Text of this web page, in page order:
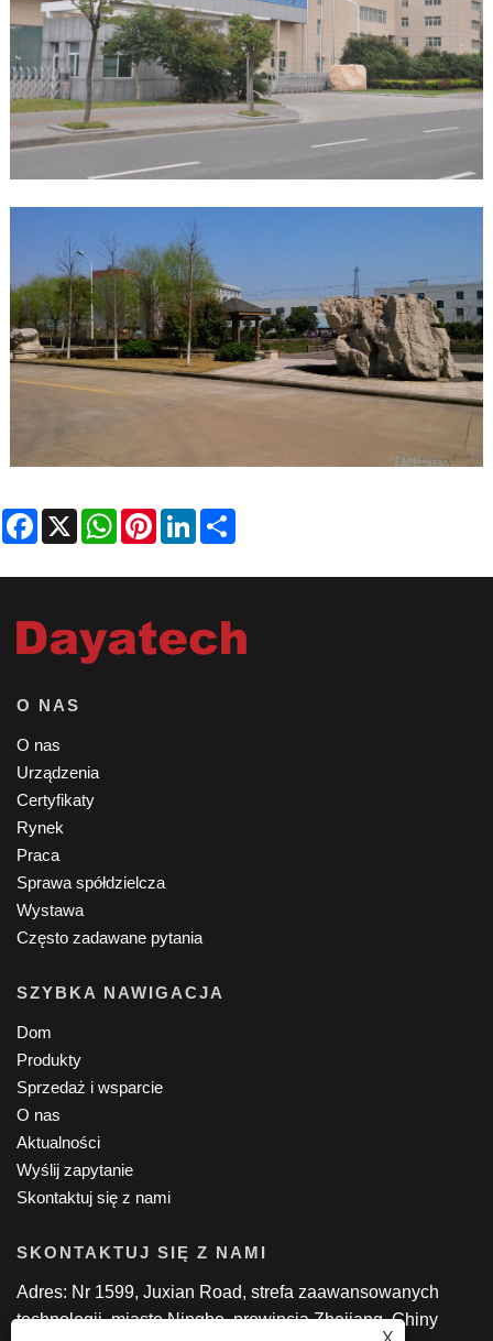
Facebook
X WhatsApp
PinterestLinkedIn
O NAS
O nas
Urządzenia
Certyfikaty
Rynek
Praca
Sprawa spółdzielcza
Wystawa
Często zadawane pytania
SZYBKA NAWIGACJA
Dom
Produkty
Sprzedaż i wsparcie
O nas
Aktualności
Wyślij zapytanie
Skontaktuj się z nami
SKONTAKTUJ SIĘ Z NAMI
Adres: Nr 1599, Juxian Road, strefa zaawansowanych
technologii, miasto Ningbo, prowincja Zhejiang, Chiny